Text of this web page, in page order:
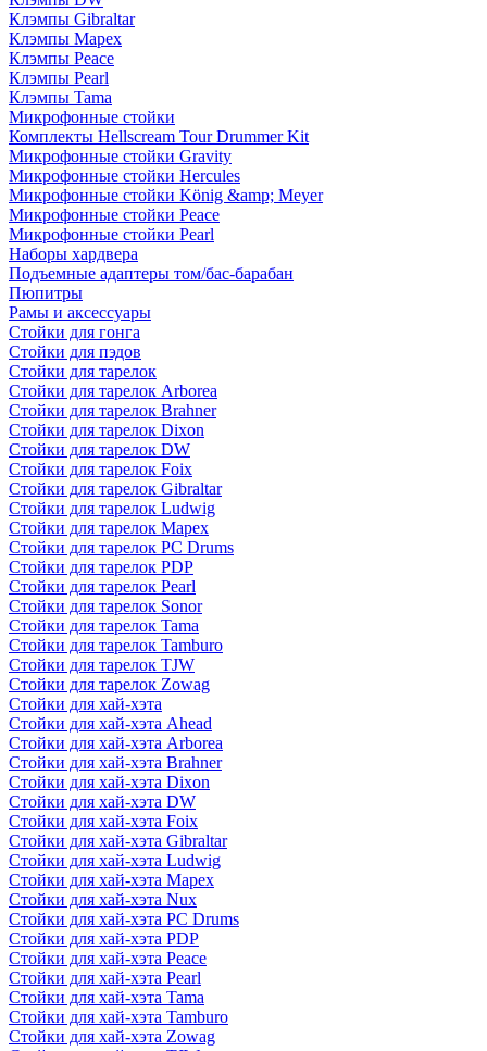
Клэмпы Gibraltar
Клэмпы Mapex
Клэмпы Peace
Клэмпы Pearl
Клэмпы Tama
Микрофонные стойки
Комплекты Hellscream Tour Drummer Kit
Микрофонные стойки Gravity
Микрофонные стойки Hercules
Микрофонные стойки König &amp; Meyer
Микрофонные стойки Peace
Микрофонные стойки Pearl
Наборы хардвера
Подъемные адаптеры том/бас-барабан
Пюпитры
Рамы и аксессуары
Стойки для гонга
Стойки для пэдов
Стойки для тарелок
Стойки для тарелок Arborea
Стойки для тарелок Brahner
Стойки для тарелок Dixon
Стойки для тарелок DW
Стойки для тарелок Foix
Стойки для тарелок Gibraltar
Стойки для тарелок Ludwig
Стойки для тарелок Mapex
Стойки для тарелок PC Drums
Стойки для тарелок PDP
Стойки для тарелок Pearl
Стойки для тарелок Sonor
Стойки для тарелок Tama
Стойки для тарелок Tamburo
Стойки для тарелок TJW
Стойки для тарелок Zowag
Стойки для хай-хэта
Стойки для хай-хэта Ahead
Стойки для хай-хэта Arborea
Стойки для хай-хэта Brahner
Стойки для хай-хэта Dixon
Стойки для хай-хэта DW
Стойки для хай-хэта Foix
Стойки для хай-хэта Gibraltar
Стойки для хай-хэта Ludwig
Стойки для хай-хэта Mapex
Стойки для хай-хэта Nux
Стойки для хай-хэта PC Drums
Стойки для хай-хэта PDP
Стойки для хай-хэта Peace
Стойки для хай-хэта Pearl
Стойки для хай-хэта Tama
Стойки для хай-хэта Tamburo
Стойки для хай-хэта Zowag